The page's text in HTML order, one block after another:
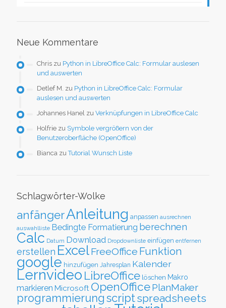
Neue Kommentare
Chris zu Python in LibreOffice Calc: Formular auslesen
und auswerten
Detlef M. zu Python in LibreOffice Calc: Formular
auslesen und auswerten
Johannes Hanel zu Verknüpfungen in LibreOffice Calc
Holfrie zu Symbole vergrößern von der
Benutzeroberfläche (OpenOffice)
Bianca zuTutorial Wunsch Liste
Schlagwörter-Wolke
anfängerAnleitung anpassen ausrechnen
auswahlliste Bedingte Formatierung berechnen
Calc Datum Download Dropdownliste einfügen entfernen
erstellen ExcelFreeOffice Funktion
google hinzufügen Jahresplan Kalender
Lernvideo LibreOffice löschen Makro
markieren Microsoft OpenOfficePlanMaker
programmierung scriptspreadsheets